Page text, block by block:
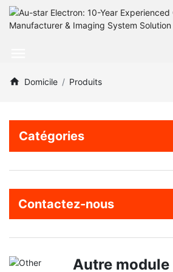
Domicile Produits
Catégories
Contactez-nous
Autre module